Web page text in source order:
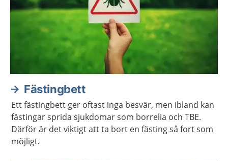
Fästingbett
Ett fästingbett ger oftast inga besvär, men ibland kan
fästingar sprida sjukdomar som borrelia och TBE.
Därför är det viktigt att ta bort en fästing så fort som
möjligt.